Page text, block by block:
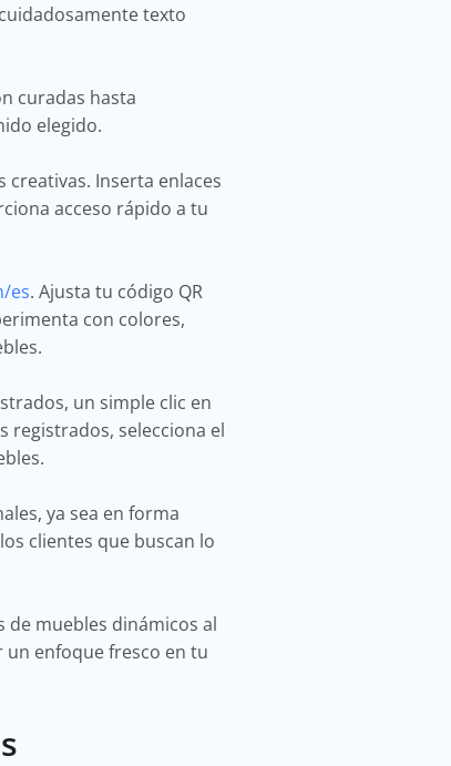
texto
curadas hasta
elegido.
Inserta enlaces
acceso rápido a tu
es. Ajusta tu código QR
con colores,
un simple clic en
registrados, selecciona el
ya sea en forma
clientes que buscan lo
de muebles dinámicos al
enfoque fresco en tu